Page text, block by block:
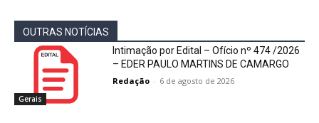
OUTRAS NOTÍCIAS
Gerais
Intimação por Edital – Ofício nº 474 /2026
– EDER PAULO MARTINS DE CAMARGO
Redação - 6 de agosto de 2026